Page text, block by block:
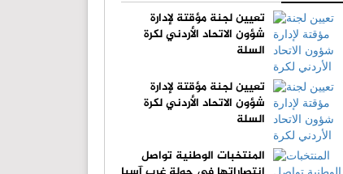
تعيين لجنة مؤقتة لإدارة
شؤون الاتحاد الأردني لكرة
السلة
تعيين لجنة مؤقتة لإدارة
شؤون الاتحاد الأردني لكرة
السلة
المنتخبات الوطنية تواصل